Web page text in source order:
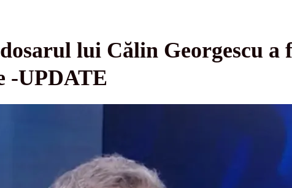
lui Călin Georgescu a
-UPDATE